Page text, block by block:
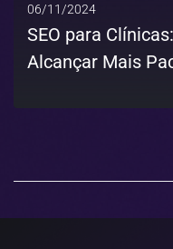
06/11/2024
SEO para
Alcançar Mais